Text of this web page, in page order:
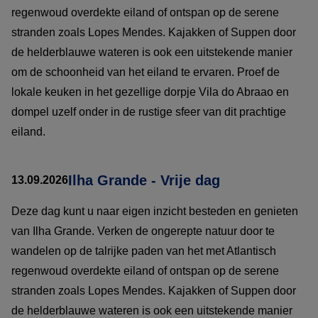
regenwoud overdekte eiland of ontspan op de serene
stranden zoals Lopes Mendes. Kajakken of Suppen door
de helderblauwe wateren is ook een uitstekende manier
om de schoonheid van het eiland te ervaren. Proef de
lokale keuken in het gezellige dorpje Vila do Abraao en
dompel uzelf onder in de rustige sfeer van dit prachtige
eiland.
13.09.2026Ilha Grande - Vrije dag
Deze dag kunt u naar eigen inzicht besteden en genieten
van Ilha Grande. Verken de ongerepte natuur door te
wandelen op de talrijke paden van het met Atlantisch
regenwoud overdekte eiland of ontspan op de serene
stranden zoals Lopes Mendes. Kajakken of Suppen door
de helderblauwe wateren is ook een uitstekende manier